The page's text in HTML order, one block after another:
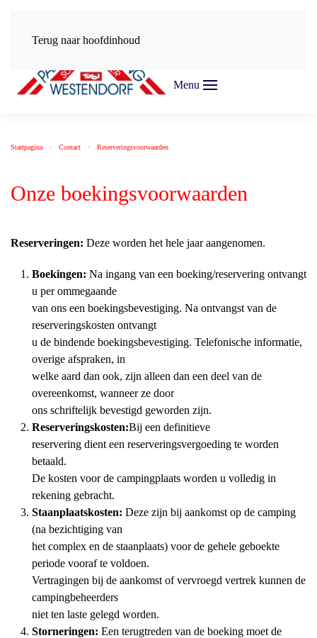
Terug naar hoofdinhoud
Menu
Startpagina Contact Reserveringsvoorwaarden
Onze boekingsvoorwaarden
Reserveringen: Deze worden het hele jaar aangenomen.
Boekingen: Na ingang van een boeking/reservering ontvangt
u per ommegaande
van ons een boekingsbevestiging. Na ontvangst van de
reserveringskosten ontvangt
u de bindende boekingsbevestiging. Telefonische informatie,
overige afspraken, in
welke aard dan ook, zijn alleen dan een deel van de
overeenkomst, wanneer ze door
ons schriftelijk bevestigd geworden zijn.
Reserveringskosten:Bij een definitieve
reservering dient een reserveringsvergoeding te worden
betaald.
De kosten voor de campingplaats worden u volledig in
rekening gebracht.
Staanplaatskosten: Deze zijn bij aankomst op de camping
(na bezichtiging van
het complex en de staanplaats) voor de gehele geboekte
periode vooraf te voldoen.
Vertragingen bij de aankomst of vervroegd vertrek kunnen de
campingbeheerders
niet ten laste gelegd worden.
Storneringen: Een terugtreden van de boeking moet de